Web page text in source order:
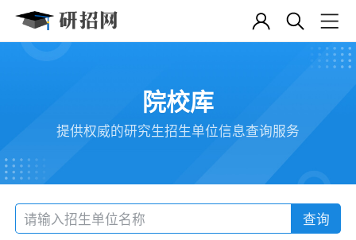
院校库
提供权威的研究生招生单位信息查询服务
查询